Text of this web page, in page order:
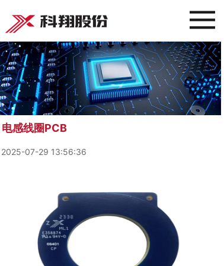
电感线圈PCB
2025-07-29 13:56:36
2025-07-29 13:56:36